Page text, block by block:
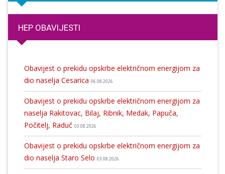
HEP OBAVIJESTI
Obavijest o prekidu opskrbe električnom energijom za
dio naselja Cesarica 06.08.2026
Obavijest o prekidu opskrbe električnom energijom za
naselja Rakitovac, Bilaj, Ribnik, Medak, Papuča,
Počitelj, Raduč 03.08.2026
Obavijest o prekidu opskrbe električnom energijom za
dio naselja Staro Selo 03.08.2026